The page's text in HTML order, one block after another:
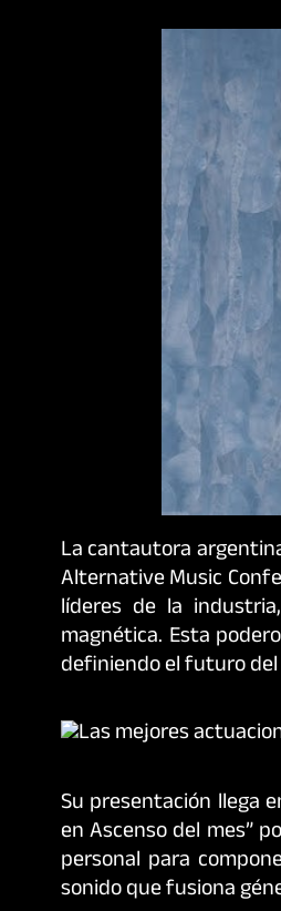
La cantautora
Alternative Music
líderes de la
magnética. Esta
definiendo el futuro
Su presentación llega
en Ascenso del mes”
personal para
sonido que fusiona